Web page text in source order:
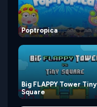
Poptropica
Big FLAPPY Tower Tiny
Square